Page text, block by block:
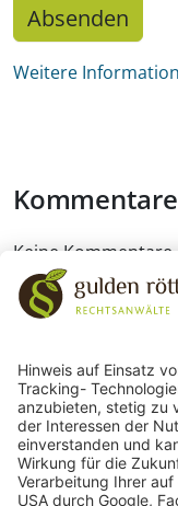
Absenden
Weitere
Kommentare
Keine Kommentare